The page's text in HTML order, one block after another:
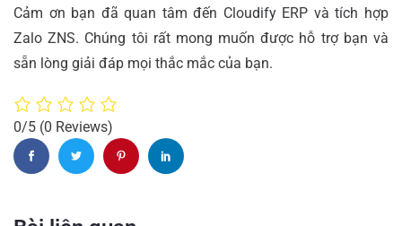
Cảm ơn bạn đã quan tâm đến Cloudify ERP và tích hợp
Zalo ZNS. Chúng tôi rất mong muốn được hỗ trợ bạn và
sẵn lòng giải đáp mọi thắc mắc của bạn.
0/5 (0 Reviews)